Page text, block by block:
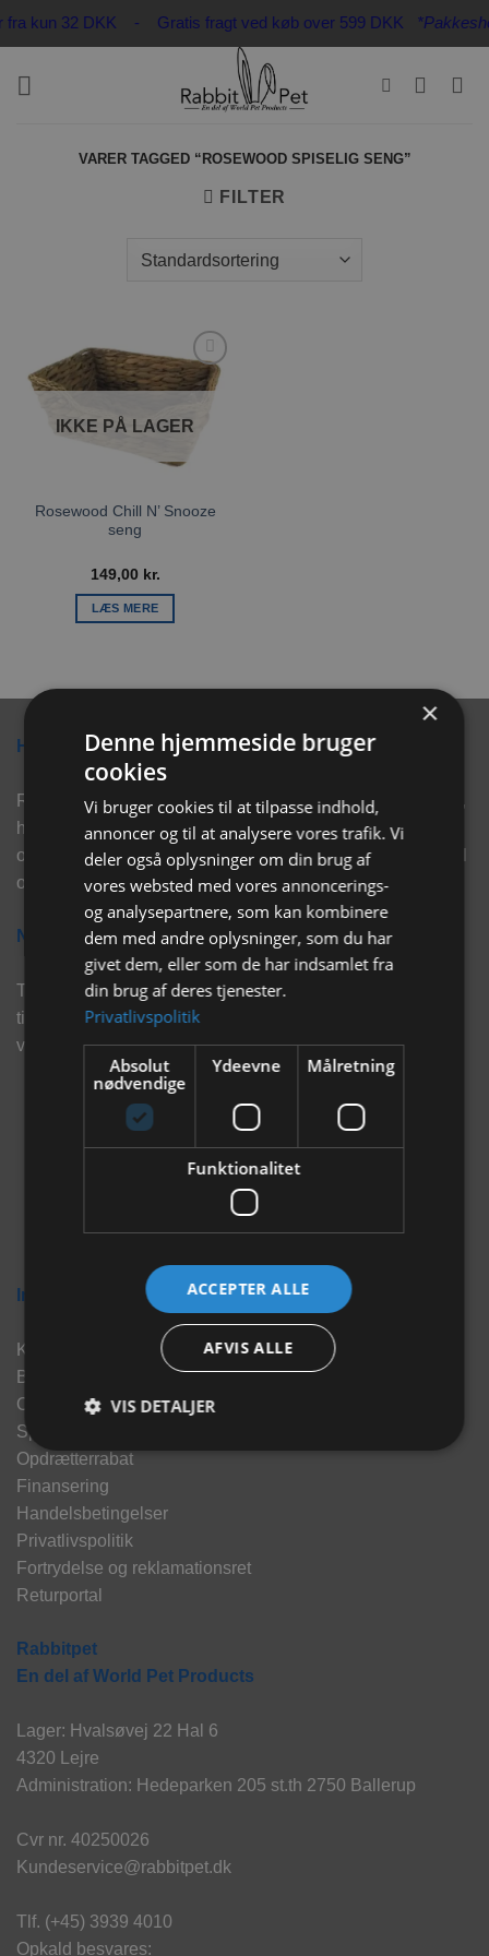
Fortsæt
kun 32 DKK - Gratis fragt ved køb over 599 DKK
VARER TAGGED “ROSEWOOD SPISELIG SENG”
FILTER
Tilføj til
IKKE PÅ LAGER
Rosewood Chill N’ Snooze
seng
149,00 kr.
LÆS MERE
Hvorfor vælge Rabbitpet?
Rabbitpet sælger ikke kun kvalitetsprodukter såsom, foder,
hø, aktivering, strøelse mm. til vores kunder. Vi hjælper
også med rådgivning, så tøv ikke med at skrive eller ring til
os for hjælp..
Nyhedsbrev
Tilmeld dig vores nyhedsbrev og eksklusive tilbud og få
tilbud på mail før andre gør. Vi vil holde dig opdateret med
vores seneste information, produkter og tilbud.
Information
Kontakt
Brand
Om os
Sponsorater
Opdrætterrabat
Finansering
Handelsbetingelser
Privatlivspolitik
Fortrydelse og reklamationsret
Returportal
Rabbitpet
En del af World Pet Products
Lager: Hvalsøvej 22 Hal 6
4320 Lejre
Administration: Hedeparken 205 st.th 2750 Ballerup
Cvr nr. 40250026
Kundeservice@rabbitpet.dk
Tlf. (+45) 3939 4010
Opkald besvares:
×
Denne hjemmeside bruger
cookies
Vi bruger cookies til at tilpasse indhold,
annoncer og til at analysere vores trafik. Vi
deler også oplysninger om din brug af
vores websted med vores annoncerings-
og analysepartnere, som kan kombinere
dem med andre oplysninger, som du har
givet dem, eller som de har indsamlet fra
din brug af deres tjenester.
Privatlivspolitik
Absolut
nødvendige
Ydeevne Målretning
Funktionalitet
ACCEPTER ALLE
AFVIS ALLE
VIS DETALJER